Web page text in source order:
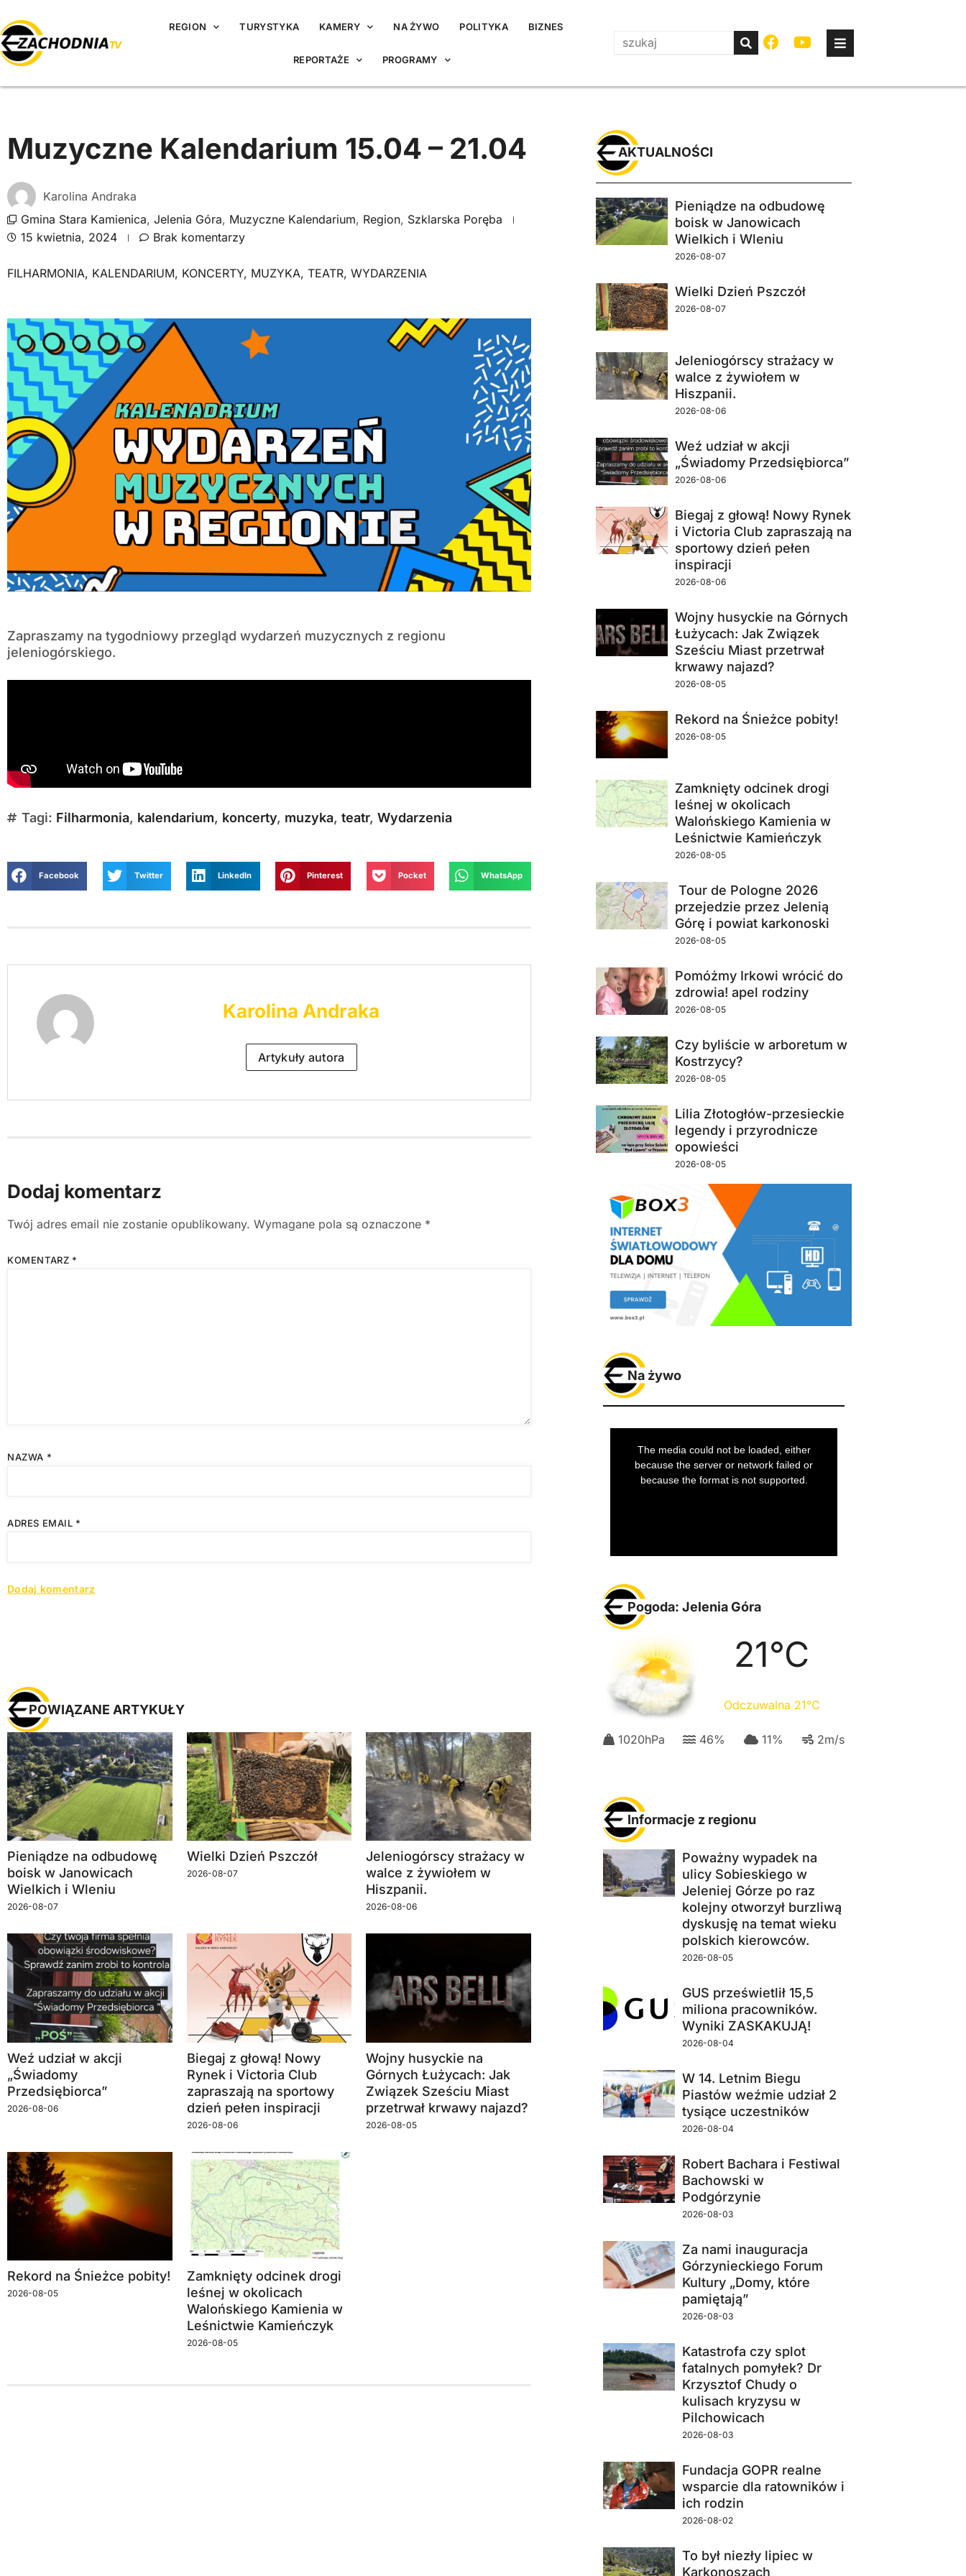
REGION TURYSTYKA KAMERY NA ŻYWO POLITYKA BIZNES
REPORTAŻE PROGRAMY
Muzyczne Kalendarium 15.04 – 21.04
Karolina Andraka
Gmina Stara Kamienica, Jelenia Góra, Muzyczne Kalendarium, Region, Szklarska Poręba
15 kwietnia, 2024
Brak komentarzy
FILHARMONIA, KALENDARIUM, KONCERTY, MUZYKA, TEATR, WYDARZENIA
Zapraszamy na tygodniowy przegląd wydarzeń muzycznych z regionu
jeleniogórskiego.
Tagi: Filharmonia, kalendarium, koncerty, muzyka, teatr, Wydarzenia
Facebook Twitter LinkedIn Pinterest Pocket WhatsApp
Karolina Andraka
Artykuły autora
Dodaj komentarz
Twój adres email nie zostanie opublikowany. Wymagane pola są oznaczone *
KOMENTARZ *
NAZWA *
ADRES EMAIL *
POWIĄZANE ARTYKUŁY
Pieniądze na odbudowę
boisk w Janowicach
Wielkich i Wleniu
2026-08-07
Wielki Dzień Pszczół
2026-08-07
Jeleniogórscy strażacy w
walce z żywiołem w
Hiszpanii.
2026-08-06
Weź udział w akcji
„Świadomy
Przedsiębiorca”
2026-08-06
Biegaj z głową! Nowy
Rynek i Victoria Club
zapraszają na sportowy
dzień pełen inspiracji
2026-08-06
Wojny husyckie na
Górnych Łużycach: Jak
Związek Sześciu Miast
przetrwał krwawy najazd?
2026-08-05
Rekord na Śnieżce pobity!
2026-08-05
Zamknięty odcinek drogi
leśnej w okolicach
Walońskiego Kamienia w
Leśnictwie Kamieńczyk
2026-08-05
Pieniądze na odbudowę
boisk w Janowicach
Wielkich i Wleniu
2026-08-07
Wielki Dzień Pszczół
2026-08-07
Jeleniogórscy strażacy w
walce z żywiołem w
Hiszpanii.
2026-08-06
Weź udział w akcji
„Świadomy Przedsiębiorca”
2026-08-06
Biegaj z głową! Nowy Rynek
i Victoria Club zapraszają na
sportowy dzień pełen
inspiracji
2026-08-06
Wojny husyckie na Górnych
Łużycach: Jak Związek
Sześciu Miast przetrwał
krwawy najazd?
2026-08-05
Rekord na Śnieżce pobity!
2026-08-05
Zamknięty odcinek drogi
leśnej w okolicach
Walońskiego Kamienia w
Leśnictwie Kamieńczyk
2026-08-05
Tour de Pologne 2026
przejedzie przez Jelenią
Górę i powiat karkonoski
2026-08-05
Pomóżmy Irkowi wrócić do
zdrowia! apel rodziny
2026-08-05
Czy byliście w arboretum w
Kostrzycy?
2026-08-05
Lilia Złotogłów-przesieckie
legendy i przyrodnicze
opowieści
2026-08-05
AKTUALNOŚCI
Na żywo
Pogoda: Jelenia Góra
21°C
Odczuwalna 21°C
1020hPa 46% 11% 2m/s
Informacje z regionu
Poważny wypadek na
ulicy Sobieskiego w
Jeleniej Górze po raz
kolejny otworzył burzliwą
dyskusję na temat wieku
polskich kierowców.
2026-08-05
GUS prześwietlił 15,5
miliona pracowników.
Wyniki ZASKAKUJĄ!
2026-08-04
W 14. Letnim Biegu
Piastów weźmie udział 2
tysiące uczestników
2026-08-04
Robert Bachara i Festiwal
Bachowski w
Podgórzynie
2026-08-03
Za nami inauguracja
Górzynieckiego Forum
Kultury „Domy, które
pamiętają”
2026-08-03
Katastrofa czy splot
fatalnych pomyłek? Dr
Krzysztof Chudy o
kulisach kryzysu w
Pilchowicach
2026-08-03
Fundacja GOPR realne
wsparcie dla ratowników i
ich rodzin
2026-08-02
To był niezły lipiec w
Karkonoszach